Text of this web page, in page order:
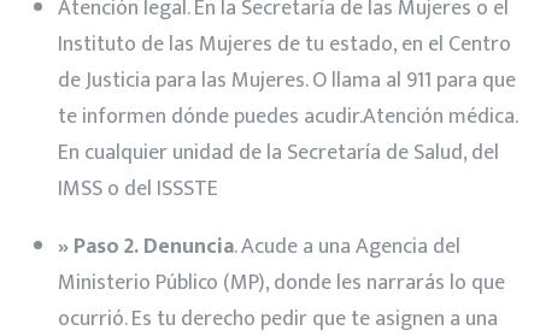
Atención legal. En la Secretaría de las Mujeres o el
Instituto de las Mujeres de tu estado, en el Centro
de Justicia para las Mujeres. O llama al 911 para que
te informen dónde puedes acudir.Atención médica.
En cualquier unidad de la Secretaría de Salud, del
IMSS o del ISSSTE
» Paso 2. Denuncia. Acude a una Agencia del
Ministerio Público (MP), donde les narrarás lo que
ocurrió. Es tu derecho pedir que te asignen a una